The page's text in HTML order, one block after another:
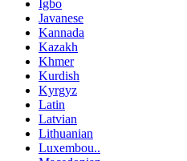
Igbo
Javanese
Kannada
Kazakh
Khmer
Kurdish
Kyrgyz
Latin
Latvian
Lithuanian
Luxembou..